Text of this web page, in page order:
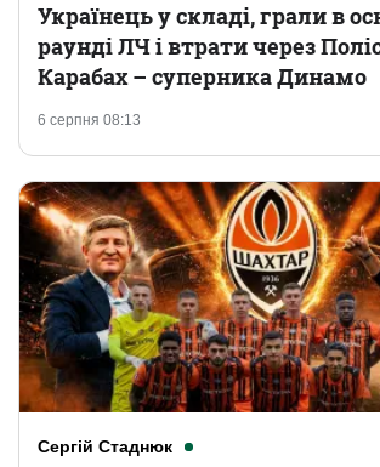
6 серпня 08:13
Українець у складі, грали в
раунді ЛЧ і втрати через
Карабах – суперника Динамо
Сергій Стаднюк